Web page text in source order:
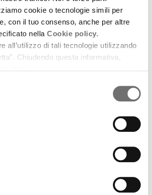
cookie o tecnologie simili per
con il tuo consenso, anche per altre
nella Cookie policy.
all’utilizzo di tali tecnologie utilizzando
Chiudendo questa informativa,
Prima parte
Podcast